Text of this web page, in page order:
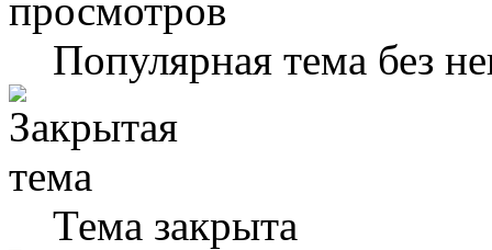
Популярная тема без
Тема закрыта